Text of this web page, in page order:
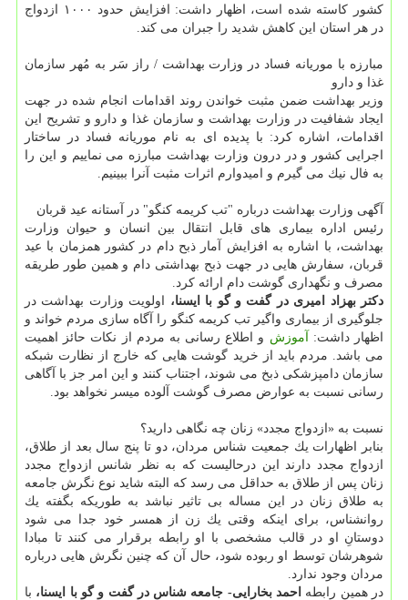
كشور كاسته شده است، اظهار داشت: افزایش حدود ۱۰۰۰ ازدواج
در هر استان این كاهش شدید را جبران می كند.
مبارزه با موریانه فساد در وزارت بهداشت / راز سَر به مُهر سازمان
غذا و دارو
وزیر بهداشت ضمن مثبت خواندن روند اقدامات انجام شده در جهت
ایجاد شفافیت در وزارت بهداشت و سازمان غذا و دارو و تشریح این
اقدامات، اشاره كرد: با پدیده ای به نام موریانه فساد در ساختار
اجرایی كشور و در درون وزارت بهداشت مبارزه می نماییم و این را
به فال نیك می گیرم و امیدوارم اثرات مثبت آنرا ببینیم.
آگهی وزارت بهداشت درباره "تب كریمه كنگو" در آستانه عید قربان
رئیس اداره بیماری های قابل انتقال بین انسان و حیوان وزارت
بهداشت، با اشاره به افزایش آمار ذبح دام در كشور همزمان با عید
قربان، سفارش هایی در جهت ذبح بهداشتی دام و همین طور طریقه
مصرف و نگهداری گوشت دام ارائه كرد.
دكتر بهزاد امیری در گفت و گو با ایسنا، اولویت وزارت بهداشت در
جلوگیری از بیماری واگیر تب كریمه كنگو را آگاه سازی مردم خواند و
اظهار داشت: آموزش و اطلاع رسانی به مردم از نكات حائز اهمیت
می باشد. مردم باید از خرید گوشت هایی كه خارج از نظارت شبكه
سازمان دامپزشكی ذبخ می شوند، اجتناب كنند و این امر جز با آگاهی
رسانی نسبت به عوارض مصرف گوشت آلوده میسر نخواهد بود.
نسبت به «ازدواج مجدد» زنان چه نگاهی دارید؟
بنابر اظهارات یك جمعیت شناس مردان، دو تا پنج سال بعد از طلاق،
ازدواج مجدد دارند این درحالیست كه به نظر شانس ازدواج مجدد
زنان پس از طلاق به حداقل می رسد كه البته شاید نوع نگرش جامعه
به طلاق زنان در این مساله بی تاثیر نباشد به طوریكه بگفته یك
روانشناس، برای اینكه وقتی یك زن از همسر خود جدا می شود
دوستانِ او در قالب مشخصی با او رابطه برقرار می كنند تا مبادا
شوهرشان توسط او ربوده شود، حال آن كه چنین نگرش هایی درباره
مردان وجود ندارد.
در همین رابطه احمد بخارایی- جامعه شناس در گفت و گو با ایسنا، با